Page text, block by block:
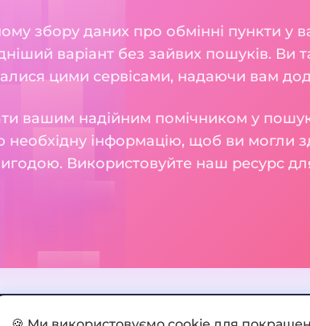
збору даних про обмінні пункти у
варіант без зайвих пошуків. Ви
цими сервісами, надаючи вам
вашим надійним помічником у
інформацію, щоб ви могли
Використовуйте наш ресурс